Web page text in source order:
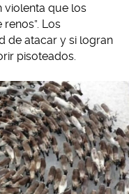
violenta que los
Los
de atacar y si logran
pisoteados.